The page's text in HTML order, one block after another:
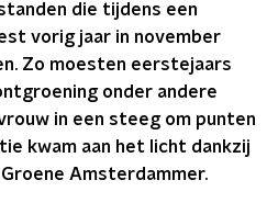
die tijdens een
vorig jaar in november
Zo moesten eerstejaars
onder andere
in een steeg om punten
kwam aan het licht dankzij
Amsterdammer.